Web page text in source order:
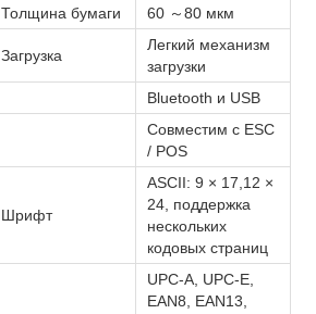
Толщина бумаги 60 ～80 мкм
Загрузка
Легкий механизм
загрузки
Bluetooth и USB
Совместим с ESC
/ POS
Шрифт
ASCII: 9 × 17,12 ×
24, поддержка
нескольких
кодовых страниц
UPC-A, UPC-E,
EAN8, EAN13,